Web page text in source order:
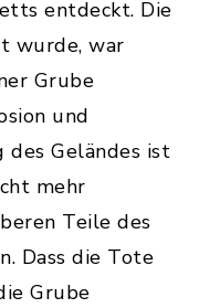
entdeckt. Die
wurde, war
Grube
und
Geländes ist
mehr
Teile des
Dass die Tote
Grube